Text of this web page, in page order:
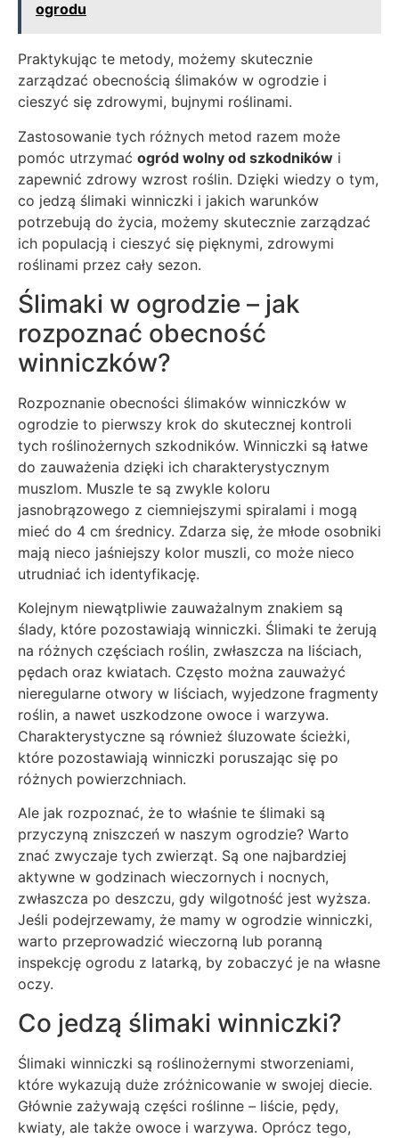
ogrodu
Praktykując te metody, możemy skutecznie
zarządzać obecnością ślimaków w ogrodzie i
cieszyć się zdrowymi, bujnymi roślinami.
Zastosowanie tych różnych metod razem może
pomóc utrzymać ogród wolny od szkodników i
zapewnić zdrowy wzrost roślin. Dzięki wiedzy o tym,
co jedzą ślimaki winniczki i jakich warunków
potrzebują do życia, możemy skutecznie zarządzać
ich populacją i cieszyć się pięknymi, zdrowymi
roślinami przez cały sezon.
Ślimaki w ogrodzie – jak
rozpoznać obecność
winniczków?
Rozpoznanie obecności ślimaków winniczków w
ogrodzie to pierwszy krok do skutecznej kontroli
tych roślinożernych szkodników. Winniczki są łatwe
do zauważenia dzięki ich charakterystycznym
muszlom. Muszle te są zwykle koloru
jasnobrązowego z ciemniejszymi spiralami i mogą
mieć do 4 cm średnicy. Zdarza się, że młode osobniki
mają nieco jaśniejszy kolor muszli, co może nieco
utrudniać ich identyfikację.
Kolejnym niewątpliwie zauważalnym znakiem są
ślady, które pozostawiają winniczki. Ślimaki te żerują
na różnych częściach roślin, zwłaszcza na liściach,
pędach oraz kwiatach. Często można zauważyć
nieregularne otwory w liściach, wyjedzone fragmenty
roślin, a nawet uszkodzone owoce i warzywa.
Charakterystyczne są również śluzowate ścieżki,
które pozostawiają winniczki poruszając się po
różnych powierzchniach.
Ale jak rozpoznać, że to właśnie te ślimaki są
przyczyną zniszczeń w naszym ogrodzie? Warto
znać zwyczaje tych zwierząt. Są one najbardziej
aktywne w godzinach wieczornych i nocnych,
zwłaszcza po deszczu, gdy wilgotność jest wyższa.
Jeśli podejrzewamy, że mamy w ogrodzie winniczki,
warto przeprowadzić wieczorną lub poranną
inspekcję ogrodu z latarką, by zobaczyć je na własne
oczy.
Co jedzą ślimaki winniczki?
Ślimaki winniczki są roślinożernymi stworzeniami,
które wykazują duże zróżnicowanie w swojej diecie.
Głównie zażywają części roślinne – liście, pędy,
kwiaty, ale także owoce i warzywa. Oprócz tego,